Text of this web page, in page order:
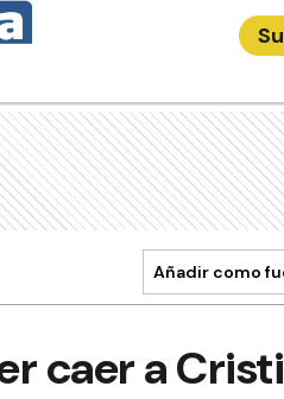
Añadir como
caer a